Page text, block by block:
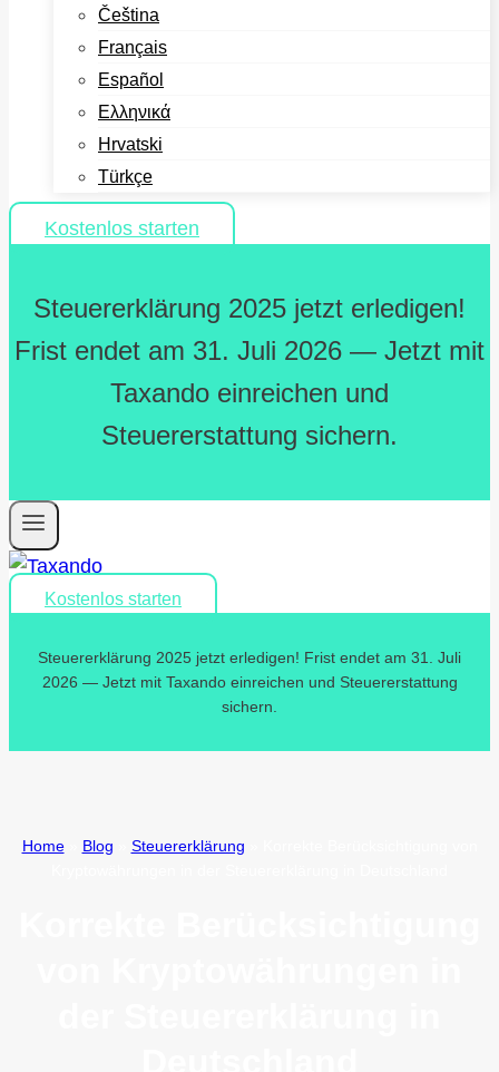
Čeština
Français
Español
Ελληνικά
Hrvatski
Türkçe
Kostenlos starten
Steuererklärung 2025 jetzt erledigen!
Frist endet am 31. Juli 2026 — Jetzt mit
Taxando einreichen und
Steuererstattung sichern.
Kostenlos starten
Steuererklärung 2025 jetzt erledigen! Frist endet am 31. Juli
2026 — Jetzt mit Taxando einreichen und Steuererstattung
sichern.
Home» Blog Steuererklärung